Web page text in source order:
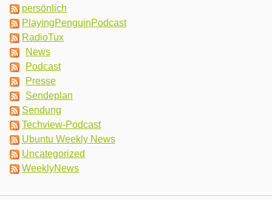
persönlich
PlayingPenguinPodcast
RadioTux
News
Podcast
Presse
Sendeplan
Sendung
Techview-Podcast
Ubuntu Weekly News
Uncategorized
WeeklyNews